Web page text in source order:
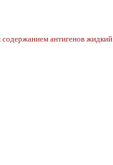
антигенов жидкий